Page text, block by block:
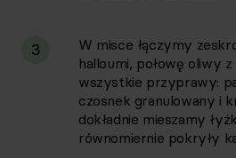
3
W misce łączymy
halloumi, połowę oliwy
wszystkie przyprawy:
czosnek granulowany i
dokładnie mieszamy
równomiernie pokryły